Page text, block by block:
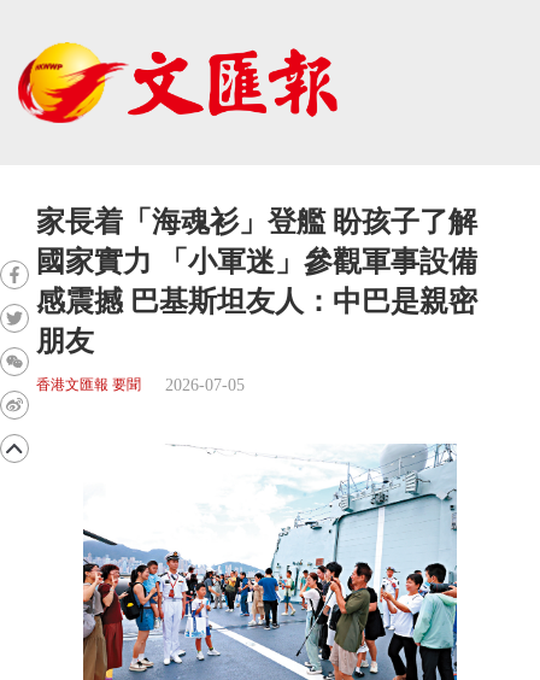
家長着「海魂衫」登艦 盼孩子了解
國家實力 「小軍迷」參觀軍事設備
感震撼 巴基斯坦友人：中巴是親密
朋友
香港文匯報 要聞 2026-07-05